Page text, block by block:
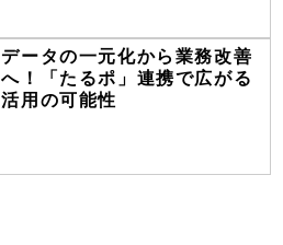
データの一元化から業務改善
へ！「たるポ」連携で広がる
活用の可能性